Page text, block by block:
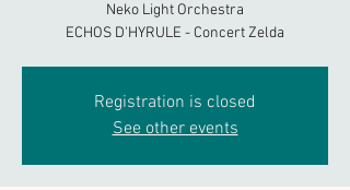
Neko Light Orchestra
ECHOS D'HYRULE - Concert Zelda
Registration is closed
See other events